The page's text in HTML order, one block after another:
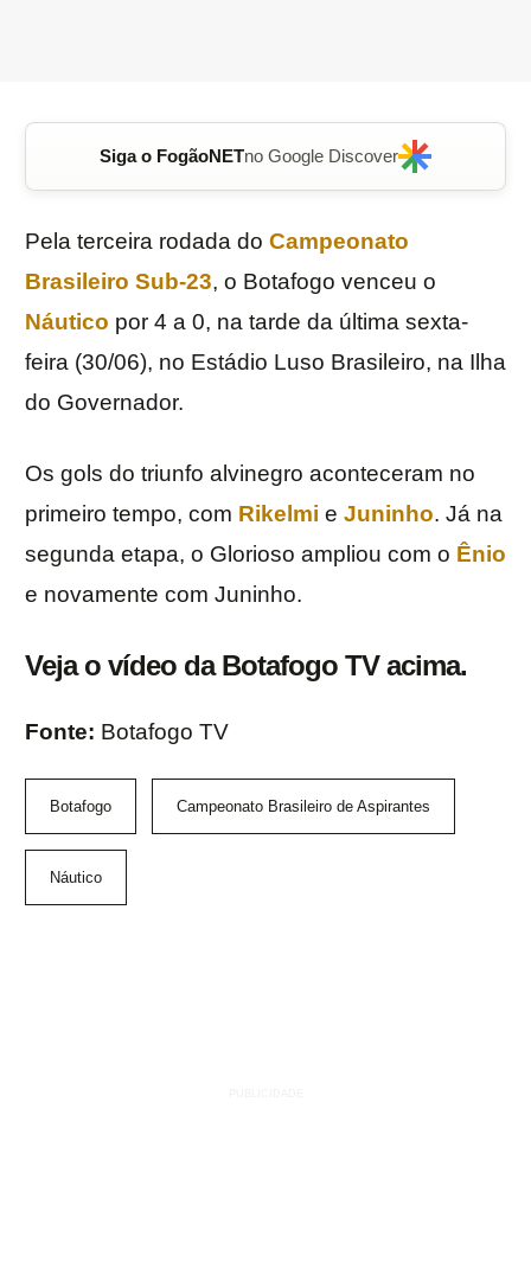
Siga o FogãoNETno Google Discover
Pela terceira rodada do Campeonato
Brasileiro Sub-23, o Botafogo venceu o
Náutico por 4 a 0, na tarde da última sexta-
feira (30/06), no Estádio Luso Brasileiro, na Ilha
do Governador.
Os gols do triunfo alvinegro aconteceram no
primeiro tempo, com Rikelmi e Juninho. Já na
segunda etapa, o Glorioso ampliou com o Ênio
e novamente com Juninho.
Veja o vídeo da Botafogo TV acima.
Fonte: Botafogo TV
Botafogo Campeonato Brasileiro de Aspirantes
Náutico